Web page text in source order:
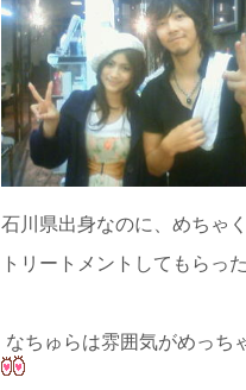
石川県出身なのに、めちゃ
トリートメントしてもらっ
なちゅらは雰囲気がめっち